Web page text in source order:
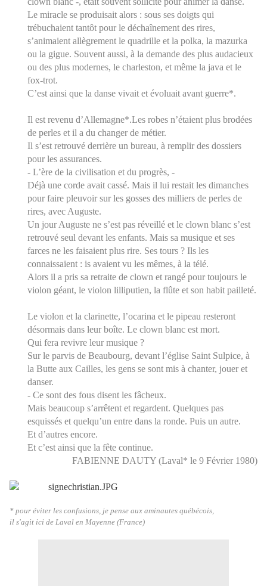
Le miracle se produisait alors : sous ses doigts qui
trébuchaient tantôt pour le déchaînement des rires,
s’animaient allègrement le quadrille et la polka, la mazurka
ou la gigue. Souvent aussi, à la demande des plus audacieux
ou des plus modernes, le charleston, et même la java et le
fox-trot.
C’est ainsi que la danse vivait et évoluait avant guerre*.
Il est revenu d’Allemagne*.Les robes n’étaient plus brodées
de perles et il a du changer de métier.
Il s’est retrouvé derrière un bureau, à remplir des dossiers
pour les assurances.
- L’ère de la civilisation et du progrès, -
Déjà une corde avait cassé. Mais il lui restait les dimanches
pour faire pleuvoir sur les gosses des milliers de perles de
rires, avec Auguste.
Un jour Auguste ne s’est pas réveillé et le clown blanc s’est
retrouvé seul devant les enfants. Mais sa musique et ses
farces ne les faisaient plus rire. Ses tours ? Ils les
connaissaient : is avaient vu les mêmes, à la télé.
Alors il a pris sa retraite de clown et rangé pour toujours le
violon géant, le violon lilliputien, la flûte et son habit pailleté.
Le violon et la clarinette, l’ocarina et le pipeau resteront
désormais dans leur boîte. Le clown blanc est mort.
Qui fera revivre leur musique ?
Sur le parvis de Beaubourg, devant l’église Saint Sulpice, à
la Butte aux Cailles, les gens se sont mis à chanter, jouer et
danser.
- Ce sont des fous disent les fâcheux.
Mais beaucoup s’arrêtent et regardent. Quelques pas
esquissés et quelqu’un entre dans la ronde. Puis un autre.
Et d’autres encore.
Et c’est ainsi que la fête continue.
FABIENNE DAUTY (Laval* le 9 Février 1980)
* pour éviter les confusions, je pense aux aminautes québécois,
il s'agit ici de Laval en Mayenne (France)